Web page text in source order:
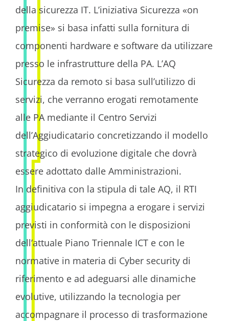
della sicurezza IT. L’iniziativa Sicurezza «on
premise» si basa infatti sulla fornitura di
componenti hardware e software da utilizzare
presso le infrastrutture della PA. L’AQ
Sicurezza da remoto si basa sull’utilizzo di
servizi, che verranno erogati remotamente
alle PA mediante il Centro Servizi
dell’Aggiudicatario concretizzando il modello
strategico di evoluzione digitale che dovrà
essere adottato dalle Amministrazioni.
In definitiva con la stipula di tale AQ, il RTI
aggiudicatario si impegna a erogare i servizi
previsti in conformità con le disposizioni
dell’attuale Piano Triennale ICT e con le
normative in materia di Cyber security di
riferimento e ad adeguarsi alle dinamiche
evolutive, utilizzando la tecnologia per
accompagnare il processo di trasformazione